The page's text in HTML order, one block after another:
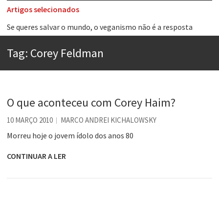
Artigos selecionados
Se queres salvar o mundo, o veganismo não é a resposta
A construção da urbanidade
Esse tal de Rock Gaúcho
Tag: Corey Feldman
O que aconteceu com Corey Haim?
10 MARÇO 2010 MARCO ANDREI KICHALOWSKY
Morreu hoje o jovem ídolo dos anos 80
CONTINUAR A LER